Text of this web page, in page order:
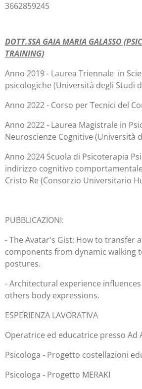
3662859245
DOTT.SSA GAIA MARIA GALASSO
TRAINING)
Anno 2019 - Laurea Triennale in
psicologiche (Università degli Studi
Anno 2022 - Corso per Tecnici del
Anno 2022 - Laurea Magistrale in
Neuroscienze Cognitive (Università
Anno 2024 Scuola di Psicoterapia
indirizzo cognitivo
Cristo Re (Consorzio Universitario
PUBBLICAZIONI:
- The Avatar's Gist: How to transfer
components from dynamic walking
postures.
- Architectural experience
others body expressions.
ESPERIENZA LAVORATIVA
Operatrice ed educatrice presso Ad
Psicologa - Progetto costellazioni
Psicologa - Progetto MERAKI